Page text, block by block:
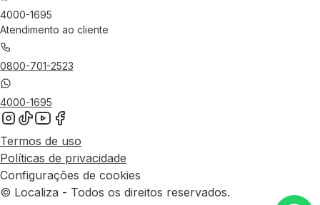
4000-1695
Atendimento ao cliente
0800-701-2523
4000-1695
Termos de uso
Políticas de privacidade
Configurações de cookies
© Localiza - Todos os direitos reservados.